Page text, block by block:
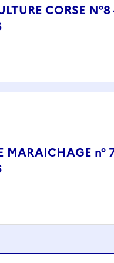
CORSE N°8
MARAICHAGE n°